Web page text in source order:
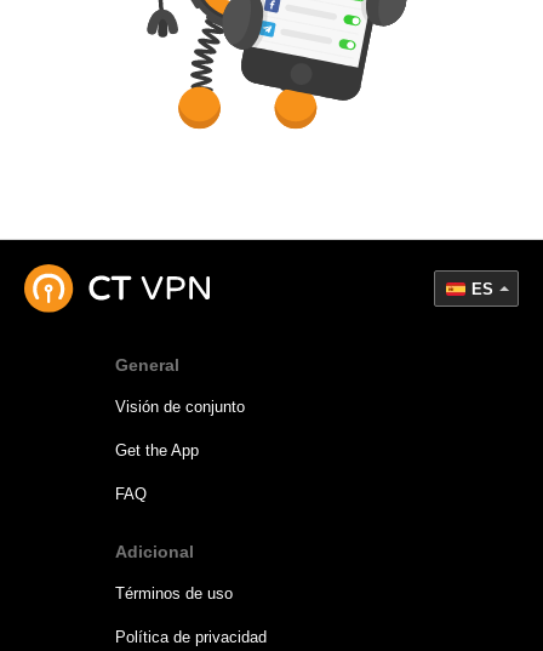
General
Visión de conjunto
Get the App
FAQ
Adicional
Términos de uso
Política de privacidad
ES